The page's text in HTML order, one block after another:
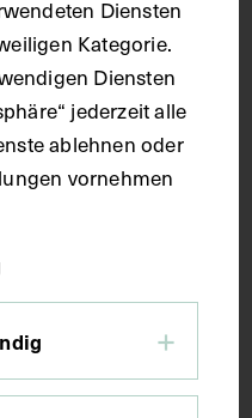
in
und Gallenwege.
Diensten
Kategorie.
Diensten
jederzeit alle
ablehnen oder
vornehmen